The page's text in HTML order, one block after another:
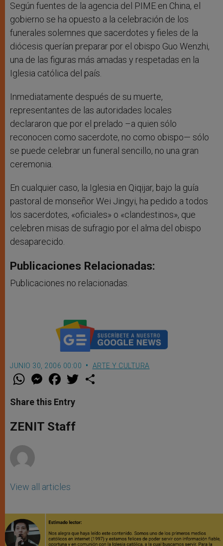
Según fuentes de la agencia del PIME en China, el
gobierno se ha opuesto a la celebración de los
funerales solemnes que sacerdotes y fieles de la
diócesis querían preparar por el obispo Guo Wenzhi,
una de las figuras más amadas y respetadas en la
Iglesia católica del país.
Inmediatamente después de su muerte,
representantes de las autoridades locales
declararon que por el prelado –a quien sólo
reconocen como sacerdote, no como obispo— sólo
se puede celebrar un funeral sencillo, no una gran
ceremonia.
En cualquier caso, la Iglesia en Qiqijar, bajo la guía
pastoral de monseñor Wei Jingyi, ha pedido a todos
los sacerdotes, «oficiales» o «clandestinos», que
celebren misas de sufragio por el alma del obispo
desaparecido.
Publicaciones Relacionadas:
Publicaciones no relacionadas.
JUNIO 30, 2006 00:00 ARTE Y CULTURA
W
t
s
p
p
M
e
s
e
g
e
F
a
e
b
o
k
w
Share this Entry
ZENIT Staff
View all articles